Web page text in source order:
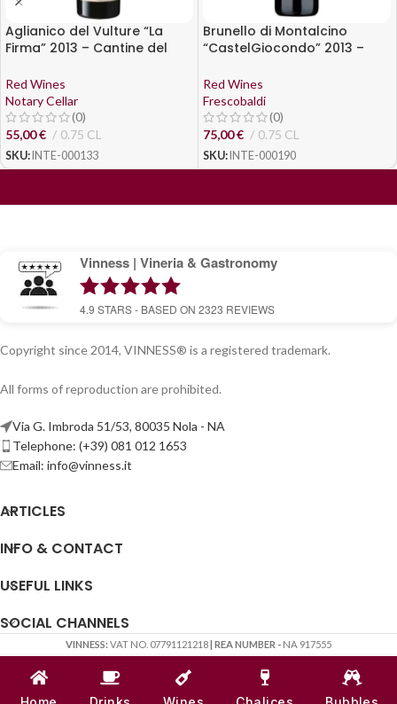
Aglianico del Vulture “La
Firma” 2013 – Cantine del
Red Wines
Notary Cellar
(0)
55,00€ 0.75 CL
SKU: INTE-000133
Brunello di Montalcino
“CastelGiocondo” 2013 –
Red Wines
Frescobaldi
(0)
75,00€ 0.75 CL
SKU: INTE-000190
Vinness | Vineria & Gastronomy
4.9 STARS - BASED ON 2323 REVIEWS
Copyright since 2014, VINNESS® is a registered trademark.
All forms of reproduction are prohibited.
Via G. Imbroda 51/53, 80035 Nola - NA
Telephone: (+39) 081 012 1653
Email: info@vinness.it
ARTICLES
INFO & CONTACT
USEFUL LINKS
SOCIAL CHANNELS
VINNESS:VAT NO. 07791121218 | REA NUMBER - NA 917555